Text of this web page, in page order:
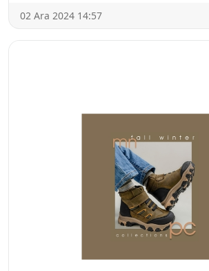
02 Ara 2024 14:57